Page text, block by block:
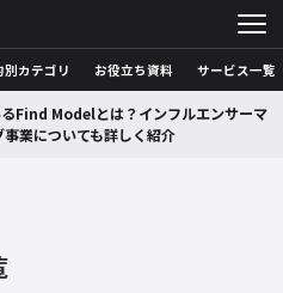
別カテゴリ お役立ち資料 サービス一覧
Find Modelとは？インフルエンサーマ
事業についても詳しく紹介